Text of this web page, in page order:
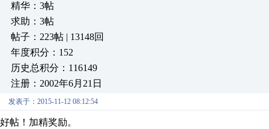
精华：3帖
求助：3帖
帖子：223帖 | 13148回
年度积分：152
历史总积分：116149
注册：2002年6月21日
发表于：2015-11-12 08:12:54
好帖！加精奖励。